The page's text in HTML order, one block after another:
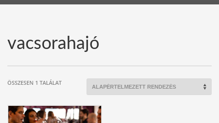
vacsorahajó
ÖSSZESEN 1 TALÁLAT